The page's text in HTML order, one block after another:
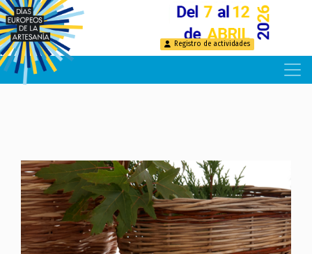
Pasar
contenido
Registro de actividades